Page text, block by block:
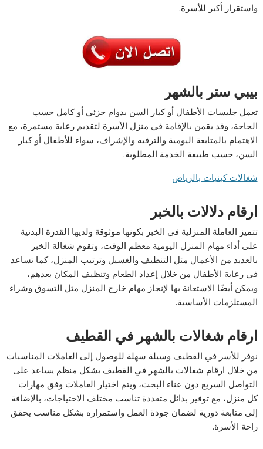
واستقرار أكبر للأسرة.
بيبي ستر بالشهر
تعمل جليسات الأطفال أو كبار السن بدوام جزئي أو كامل حسب
الحاجة، وقد يقمن بالإقامة في منزل الأسرة لتقديم رعاية مستمرة، مع
الاهتمام بالمتابعة اليومية والترفيه والإشراف، سواء للأطفال أو كبار
السن، حسب طبيعة الخدمة المطلوبة.
شغالات كينيات بالرياض
ارقام دلالات بالخبر
تتميز العاملة المنزلية في الخبر بكونها موثوقة ولديها القدرة البدنية
على أداء مهام المنزل اليومية معظم الوقت، وتقوم شغالة الخبر
بالعديد من الأعمال مثل التنظيف والغسيل وترتيب المنزل، كما تساعد
في رعاية الأطفال من خلال إعداد الطعام وتنظيف المكان بعدهم،
ويمكن أيضًا الاستعانة بها لإنجاز مهام خارج المنزل مثل التسوق وشراء
المستلزمات الأساسية.
ارقام شغالات بالشهر في القطيف
نوفر للأسر في القطيف وسيلة سهلة للوصول إلى العاملات المناسبات
من خلال ارقام شغالات بالشهر في القطيف بشكل منظم يساعد على
التواصل السريع دون عناء البحث، ويتم اختيار العاملات وفق مهارات
كل منزل، مع توفير بدائل متعددة تناسب مختلف الاحتياجات، بالإضافة
إلى متابعة دورية لضمان جودة العمل واستمراره بشكل مناسب يحقق
راحة الأسرة.